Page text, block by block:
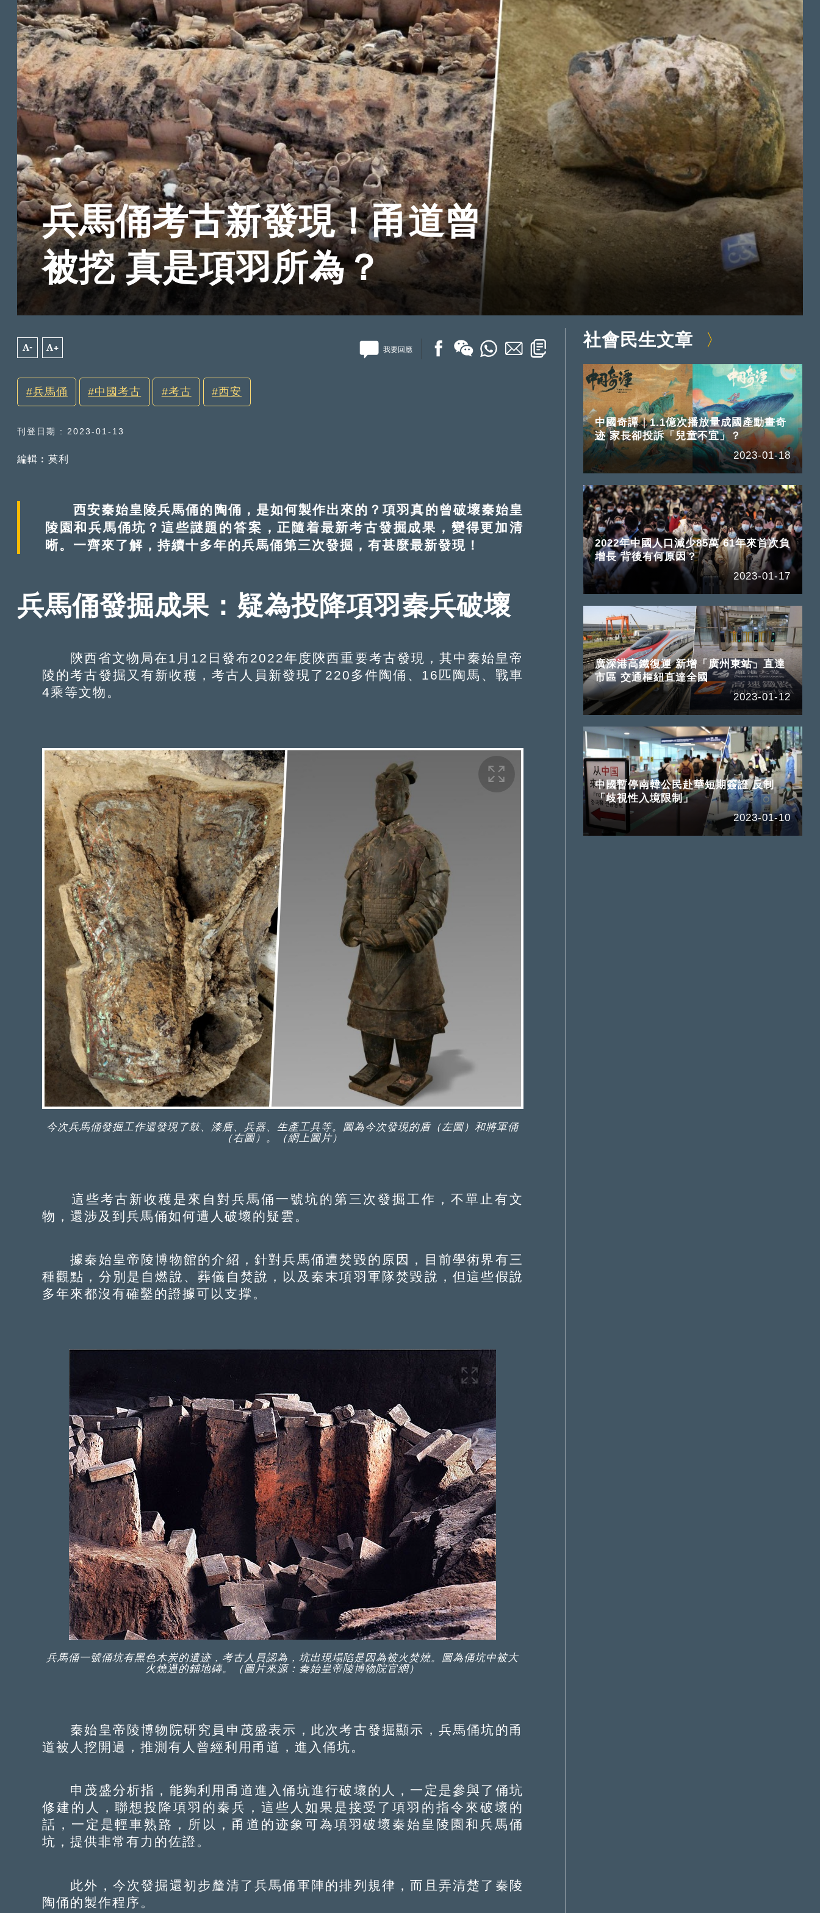
兵馬俑考古新發現！甬道曾
被挖 真是項羽所為？
A- A+ 我要回應
兵馬俑 中國考古 考古 西安
刊登日期 : 2023-01-13
編輯︰莫利
西安秦始皇陵兵馬俑的陶俑，是如何製作出來的？項羽真的曾破壞秦始皇
陵園和兵馬俑坑？這些謎題的答案，正隨着最新考古發掘成果，變得更加清
晰。一齊來了解，持續十多年的兵馬俑第三次發掘，有甚麼最新發現！
兵馬俑發掘成果：疑為投降項羽秦兵破壞
陝西省文物局在1月12日發布2022年度陝西重要考古發現，其中秦始皇帝
陵的考古發掘又有新收穫，考古人員新發現了220多件陶俑、16匹陶馬、戰車
4乘等文物。
今次兵馬俑發掘工作還發現了鼓、漆盾、兵器、生產工具等。圖為今次發現的盾（左圖）和將軍俑
（右圖）。（網上圖片）
這些考古新收穫是來自對兵馬俑一號坑的第三次發掘工作，不單止有文
物，還涉及到兵馬俑如何遭人破壞的疑雲。
據秦始皇帝陵博物館的介紹，針對兵馬俑遭焚毀的原因，目前學術界有三
種觀點，分別是自燃說、葬儀自焚說，以及秦末項羽軍隊焚毀說，但這些假說
多年來都沒有確鑿的證據可以支撑。
兵馬俑一號俑坑有黑色木炭的遺迹，考古人員認為，坑出現塌陷是因為被火焚燒。圖為俑坑中被大
火燒過的鋪地磚。（圖片來源：秦始皇帝陵博物院官網）
秦始皇帝陵博物院研究員申茂盛表示，此次考古發掘顯示，兵馬俑坑的甬
道被人挖開過，推測有人曾經利用甬道，進入俑坑。
申茂盛分析指，能夠利用甬道進入俑坑進行破壞的人，一定是參與了俑坑
修建的人，聯想投降項羽的秦兵，這些人如果是接受了項羽的指令來破壞的
話，一定是輕車熟路，所以，甬道的迹象可為項羽破壞秦始皇陵園和兵馬俑
坑，提供非常有力的佐證。
此外，今次發掘還初步釐清了兵馬俑軍陣的排列規律，而且弄清楚了秦陵
陶俑的製作程序。
社會民生文章
中國奇譚｜1.1億次播放量成國產動畫奇
迹 家長卻投訴「兒童不宜」？
2023-01-18
2022年中國人口減少85萬 61年來首次負
增長 背後有何原因？
2023-01-17
廣深港高鐵復運 新增「廣州東站」直達
市區 交通樞紐直達全國
2023-01-12
中國暫停南韓公民赴華短期簽證 反制
「歧視性入境限制」
2023-01-10